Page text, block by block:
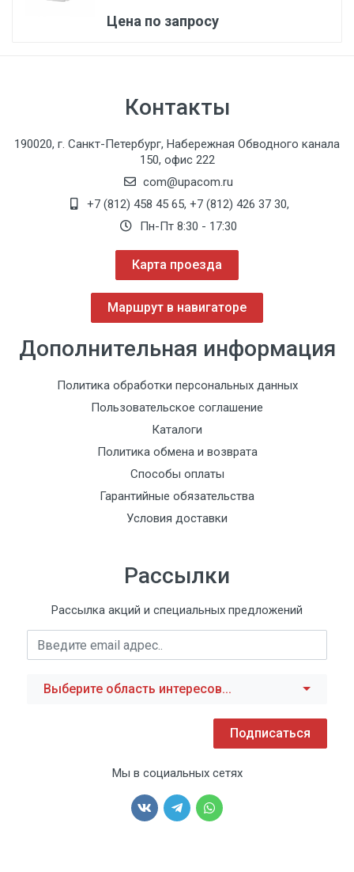
Цена по запросу
Контакты
190020, г. Санкт-Петербург, Набережная Обводного канала
150, офис 222
com@upacom.ru
+7 (812) 458 45 65, +7 (812) 426 37 30,
Пн-Пт 8:30 - 17:30
Карта проезда
Маршрут в навигаторе
Дополнительная информация
Политика обработки персональных данных
Пользовательское соглашение
Каталоги
Политика обмена и возврата
Способы оплаты
Гарантийные обязательства
Условия доставки
Рассылки
Рассылка акций и специальных предложений
Выберите область интересов...
Подписаться
Мы в социальных сетях